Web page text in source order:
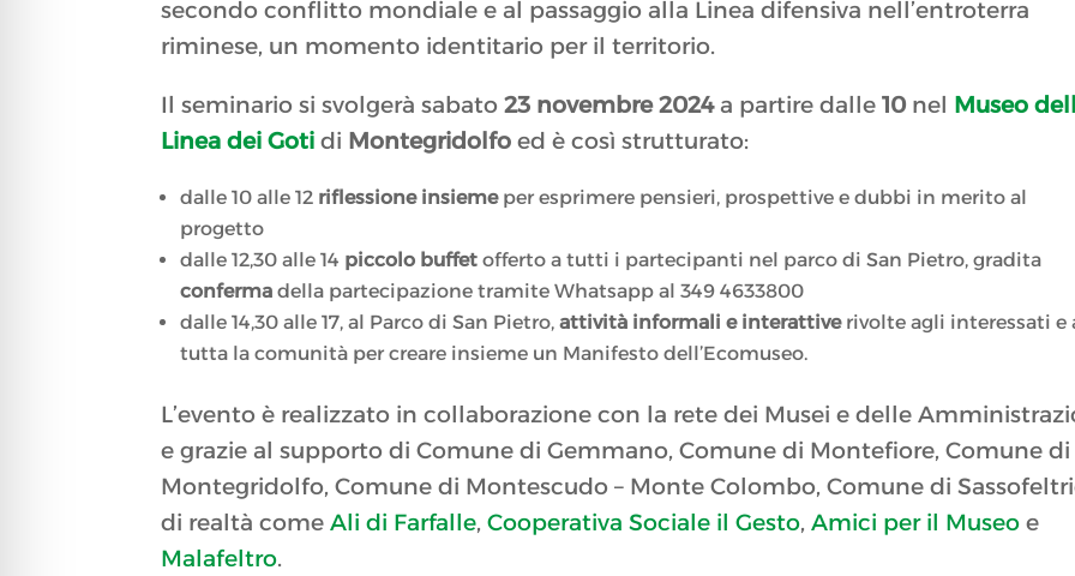
secondo conflitto mondiale e al passaggio alla Linea difensiva nell’entroterra
riminese, un momento identitario per il territorio.
Il seminario si svolgerà sabato23 novembre 2024a partire dalle10 nel Museo
Linea dei Goti di Montegridolfo ed è così strutturato:
dalle 10 alle 12 riflessione insiemeper esprimere pensieri, prospettive e dubbi in merito al
progetto
dalle 12,30 alle 14 piccolo buffetofferto a tutti i partecipanti nel parco di San Pietro, gradita
conferma della partecipazione tramite Whatsapp al 349 4633800
dalle 14,30 alle 17, al Parco di San Pietro,attività informali e interattiverivolte agli interessati e
tutta la comunità per creare insieme un Manifesto dell’Ecomuseo.
L’evento è realizzato in collaborazione con la rete dei Musei e delle
e grazie al supporto di Comune di Gemmano, Comune di Montefiore, Comune di
Montegridolfo, Comune di Montescudo – Monte Colombo, Comune di
di realtà comeAli di Farfalle,Cooperativa Sociale il Gesto,Amici per il Museo e
Malafeltro.